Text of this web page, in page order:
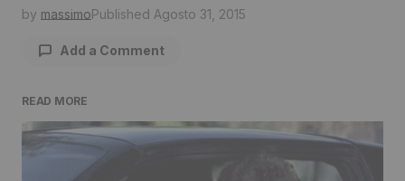
by massimoPublished Agosto 31, 2015
Add a Comment
Il tuo indirizzo email non sarà pubblicato.
campi obbligatori sono contrassegnati*
READ MORE